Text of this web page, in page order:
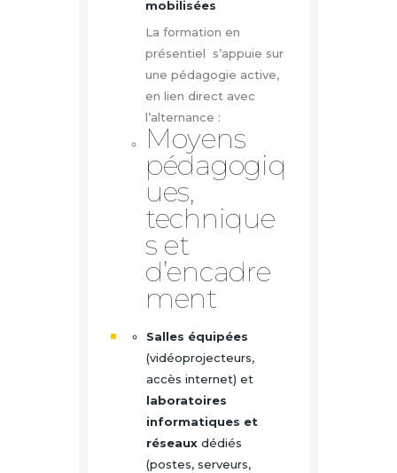
mobilisées
La formation en
présentiel s’appuie sur
une pédagogie active,
en lien direct avec
l’alternance :
Moyens
pédagogiq
ues,
technique
s et
d’encadre
ment
Salles équipées
(vidéoprojecteurs,
accès internet) et
laboratoires
informatiques et
réseaux dédiés
(postes, serveurs,